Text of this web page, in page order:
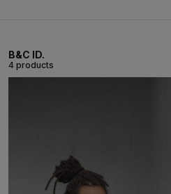
B&C ID.
4 products